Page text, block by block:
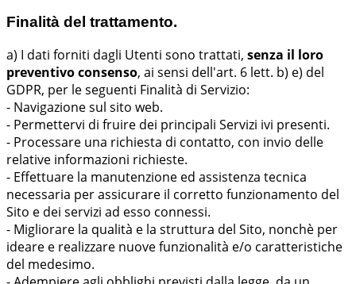
Finalità del trattamento.
a) I dati forniti dagli Utenti sono trattati, senza il loro
preventivo consenso, ai sensi dell'art. 6 lett. b) e) del
GDPR, per le seguenti Finalità di Servizio:
- Navigazione sul sito web.
- Permettervi di fruire dei principali Servizi ivi presenti.
- Processare una richiesta di contatto, con invio delle
relative informazioni richieste.
- Effettuare la manutenzione ed assistenza tecnica
necessaria per assicurare il corretto funzionamento del
Sito e dei servizi ad esso connessi.
- Migliorare la qualità e la struttura del Sito, nonchè per
ideare e realizzare nuove funzionalità e/o caratteristiche
del medesimo.